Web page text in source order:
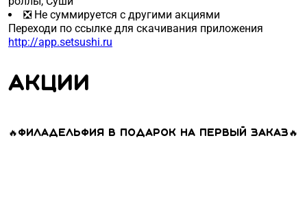
❎ Не суммируется с другими акциями
Переходи по ссылке для скачивания приложения
http://app.setsushi.ru
Акции
🔥Филадельфия в подарок на первый заказ🔥